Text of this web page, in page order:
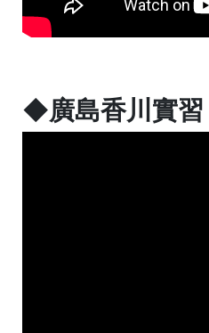
◆廣島香川實習